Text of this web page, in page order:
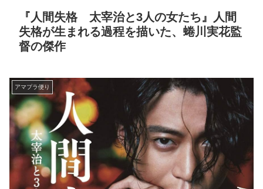
『人間失格 太宰治と3人の女たち』人間
失格が生まれる過程を描いた、蜷川実花監
督の傑作
アマプラ便り